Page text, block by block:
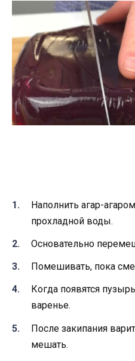
Наполнить агар-
прохладной воды.
Основательно
Помешивать, пока
Когда появятся
варенье.
После закипания
мешать.